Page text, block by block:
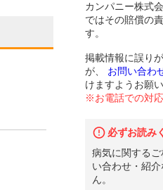
カンパニー株式
ではその賠償の
す。
掲載情報に誤り
が、
お問い合わ
けますようお願
※お電話での対
必ずお読み
病気に関する
い合わせ・紹
ん。